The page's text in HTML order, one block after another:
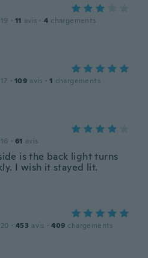
· 11 avis · 4 chargements
· 109 avis · 1 chargements
· 61 avis
is the back light turns
I wish it stayed lit.
· 453 avis · 409 chargements